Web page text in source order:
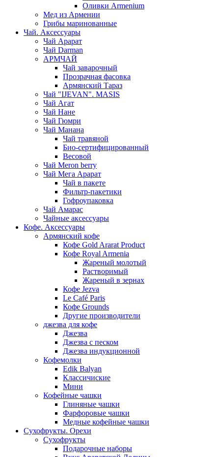
Оливки Armenium
Мед из Армении
Грибы маринованные
Чай. Аксессуары
Чай Арарат
Чай Darman
АРМЧАЙ
Чай заварочный
Прозрачная фасовка
Армянский Тараз
Чай "IJEVAN". MASIS
Чай Агат
Чай Нане
Чай Гюмри
Чай Манана
Чай травяной
Био-сертифицированный
Весовой
Чай Meron berry
Чай Мега Арарат
Чай в пакете
Фильтр-пакетики
Гофроупаковка
Чай Амарас
Чайные аксессуары
Кофе. Аксессуары
Армянский кофе
Кофе Gold Ararat Product
Кофе Royal Armenia
Жареный молотый
Растворимый
Жареный в зернах
Кофе Jezva
Le Café Paris
Кофе Grounds
Другие производители
джезва для кофе
Джезва
Джезва с песком
Джезва индукционной
Кофемолки
Edik Balyan
Классичиские
Мини
Кофейные чашки
Глиняные чашки
Фарфоровые чашки
Медные кофейные чашки
Сухофрукты. Орехи
Сухофрукты
Подарочные наборы